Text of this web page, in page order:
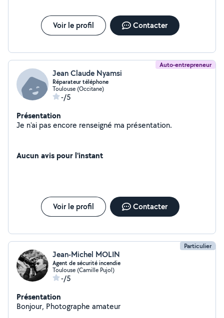
Voir le profil Contacter
Auto-entrepreneur
Jean Claude Nyamsi
Réparateur téléphone
Toulouse (Occitane)
-/5
Présentation
Je n'ai pas encore renseigné ma présentation.
Aucun avis pour l'instant
Voir le profil Contacter
Particulier
Jean-Michel MOLIN
Agent de sécurité incendie
Toulouse (Camille Pujol)
-/5
Présentation
Bonjour, Photographe amateur